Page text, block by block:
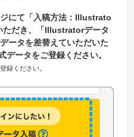
ジにて「入稿方法：Illustrato
ただき、「Illustratorデータ
ータを差替えていただいた
ータをご登録ください。
録ください。